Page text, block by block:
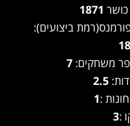
ביצועים):
משחקים:
2.5
:
1
:
3